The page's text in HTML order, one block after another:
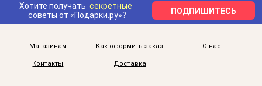
Хотите получать секретные
советы от «Подарки.ру»?
ПОДПИШИТЕСЬ
Магазинам Как оформить заказ О нас
Контакты Доставка